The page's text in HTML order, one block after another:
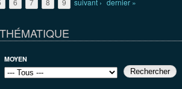
6 7 8 9 suivant › dernier »
MOYEN